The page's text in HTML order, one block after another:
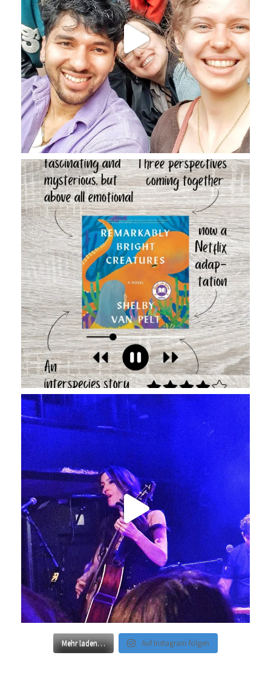
Mehr laden… Auf Instagram folgen